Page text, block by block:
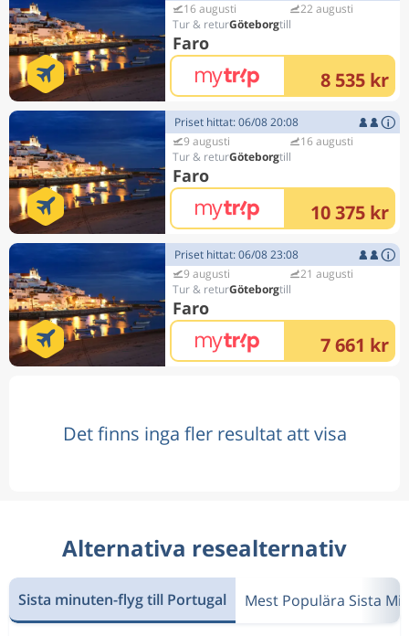
16 augusti
Göteborg
Faro
22 augusti
8 535 kr
Priset hittat: 06/08 20:08
9 augusti
Göteborg
Faro
16 augusti
10 375 kr
Priset hittat: 06/08 23:08
9 augusti
Göteborg
Faro
21 augusti
7 661 kr
Det finns inga fler resultat att visa
Alternativa resealternativ
Sista minuten-flyg till Portugal Mest Populära Sista